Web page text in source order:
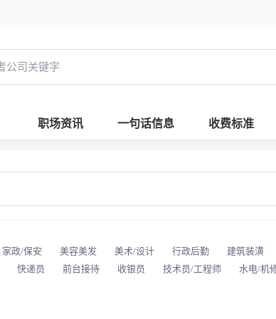
职场资讯 一句话信息 收费标准
家政/保安 美容美发 美术/设计 行政后勤 建筑装潢
快递员 前台接待 收银员 技术员/工程师 水电/机